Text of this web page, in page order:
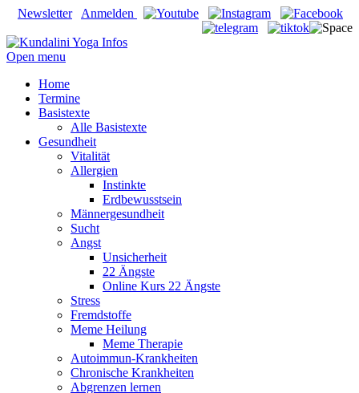
Newsletter Anmelden
Open menu
Home
Termine
Basistexte
Alle Basistexte
Gesundheit
Vitalität
Allergien
Instinkte
Erdbewusstsein
Männergesundheit
Sucht
Angst
Unsicherheit
22 Ängste
Online Kurs 22 Ängste
Stress
Fremdstoffe
Meme Heilung
Meme Therapie
Autoimmun-Krankheiten
Chronische Krankheiten
Abgrenzen lernen